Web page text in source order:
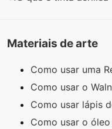
Materiais de arte
Como usar uma
Como usar o
Como usar lápis
Como usar o